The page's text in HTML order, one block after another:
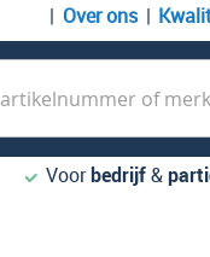
Over ons
Voorbedrijf&